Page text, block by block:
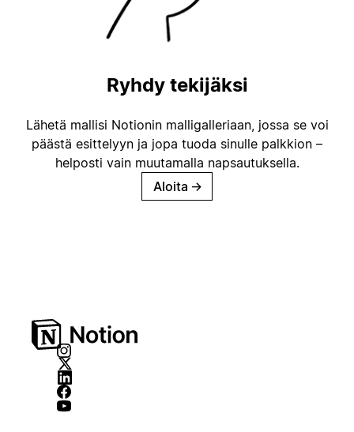
Ryhdy tekijäksi
Lähetä mallisi Notionin malligalleriaan, jossa se voi
päästä esittelyyn ja jopa tuoda sinulle palkkion –
helposti vain muutamalla napsautuksella.
Aloita →